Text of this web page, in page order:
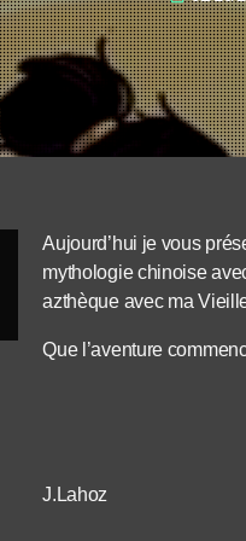
Aujourd’hui je vous
mythologie chinoise
azthèque avec ma
Que l’aventure
J.Lahoz